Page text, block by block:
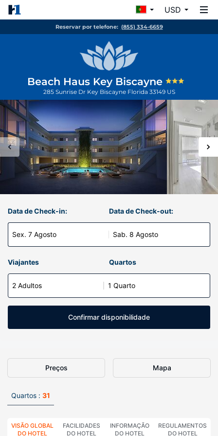
USD
Reservar por telefone: (855) 334-6659
Beach Haus Key Biscayne
285 Sunrise Dr Key Biscayne Florida 33149 US
Data de Check-in:
Sex. 7 Agosto
Data de Check-out:
Sab. 8 Agosto
Viajantes Quartos
2 Adultos 1 Quarto
Confirmar disponibilidade
Preços Mapa
Quartos : 31
VISÃO GLOBAL
DO HOTEL
FACILIDADES
DO HOTEL
INFORMAÇÃO
DO HOTEL
REGULAMENTOS
DO HOTEL